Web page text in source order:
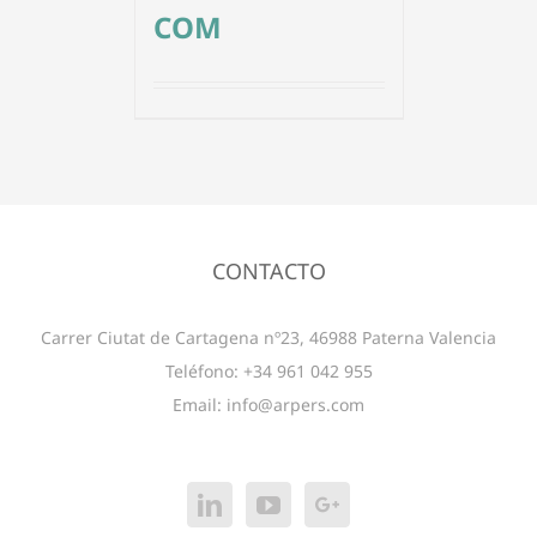
COM
CONTACTO
Carrer Ciutat de Cartagena nº23, 46988 Paterna Valencia
Teléfono: +34 961 042 955
Email: info@arpers.com